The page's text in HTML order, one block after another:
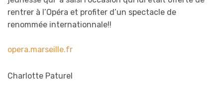
rentrer à l’Opéra et profiter d’un spectacle de
renommée internationnale!!
opera.marseille.fr
Charlotte Paturel